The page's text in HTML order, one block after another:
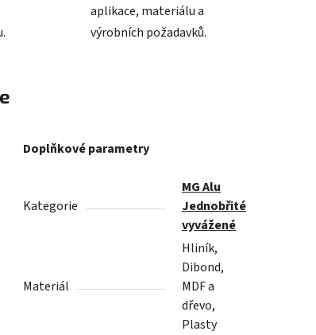
aplikace, materiálu a
výrobních požadavků.
Doplňkové parametry
Kategorie
MG Alu
Jednobřité
vyvážené
Materiál
Hliník,
Dibond,
MDF a
dřevo,
Plasty